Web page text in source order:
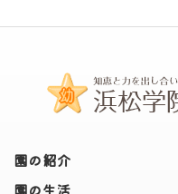
園の紹介
園の生活